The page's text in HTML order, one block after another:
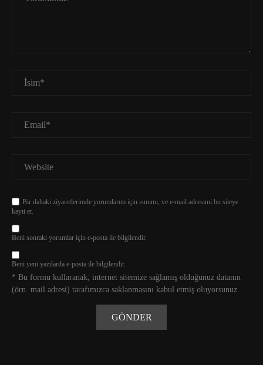
Bir dahaki ziyaretlerimde yorumlarım için ismimi, ve e-mail adresimi bu siteye
kayıt et.
Beni sonraki yorumlar için e-posta ile bilgilendir.
Beni yeni yazılarda e-posta ile bilgilendir.
* Bu formu kullaranak, internet sitemize sağlamış olduğunuz datanın
(örn. mail adresi) tarafımızca saklanmasını kabul etmiş oluyorsunuz.